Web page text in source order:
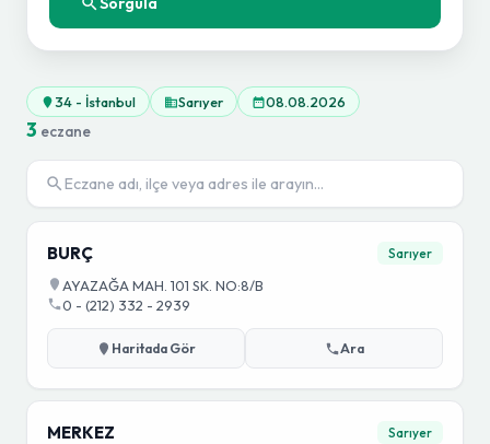
34 - İstanbul Sarıyer 08.08.2026
3 eczane
BURÇ Sarıyer
AYAZAĞA MAH. 101 SK. NO:8/B
0 - (212) 332 - 2939
Haritada Gör Ara
MERKEZ Sarıyer